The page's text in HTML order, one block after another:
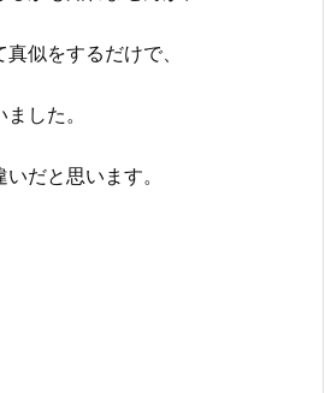
似をするだけで、
した。
だと思います。